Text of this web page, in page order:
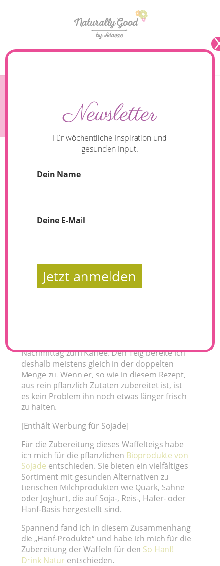
Nachmittag zum Kaffee. Den Teig bereite ich
deshalb meistens gleich in der doppelten
Menge zu. Wenn er, so wie in diesem Rezept,
aus rein pflanzlich Zutaten zubereitet ist, ist
es kein Problem ihn noch etwas länger frisch
zu halten.
[Enthält Werbung für Sojade]
Für die Zubereitung dieses Waffelteigs habe
ich mich für die pflanzlichen Bioprodukte von
Sojade entschieden. Sie bieten ein vielfältiges
Sortiment mit gesunden Alternativen zu
tierischen Milchprodukten wie Quark, Sahne
oder Joghurt, die auf Soja-, Reis-, Hafer- oder
Hanf-Basis hergestellt sind.
Spannend fand ich in diesem Zusammenhang
die „Hanf-Produkte“ und habe ich mich für die
Zubereitung der Waffeln für den So Hanf!
Drink Natur entschieden.
Newsletter
Für wöchentliche Inspiration und
gesunden Input.
Dein Name
Deine E-Mail
Jetzt anmelden